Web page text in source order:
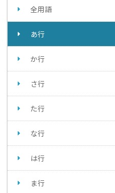
全用語
あ行
か行
さ行
た行
な行
は行
ま行